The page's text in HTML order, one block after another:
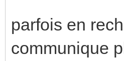
parfois en
communique